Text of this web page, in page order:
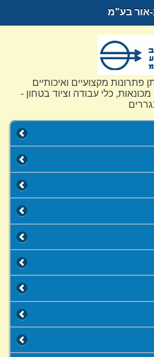
אור בע"מ
מקצועיים ואיכותיים
כלי עבודה וציוד בטחון -